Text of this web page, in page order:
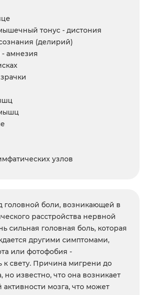
тонус - дистония
(делирий)
- амнезия
узлов
головной боли, возникающей в
расстройства нервной
сильная головная боль, которая
другими симптомами,
или фотофобия -
к свету. Причина мигрени до
но известно, что она возникает
активности мозга, что может